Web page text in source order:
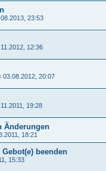
23:53
12:36
03.08.2012, 20:07
19:28
Änderungen
18:21
beenden
15:33